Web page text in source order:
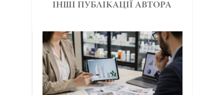
ІНШІ ПУБЛІКАЦІЇ АВТОРА